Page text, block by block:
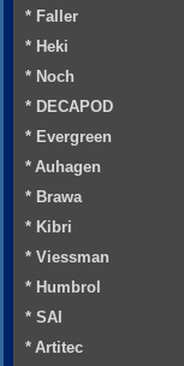
* Faller
* Heki
* Noch
* DECAPOD
* Evergreen
* Auhagen
* Brawa
* Kibri
* Viessman
* Humbrol
* SAI
* Artitec